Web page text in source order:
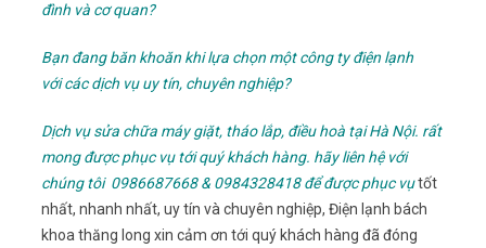
đình và cơ quan?
Bạn đang băn khoăn khi lựa chọn một công ty điện lạnh
với các dịch vụ uy tín, chuyên nghiệp?
Dịch vụ sửa chữa máy giặt, tháo lắp, điều hoà tại Hà Nội. rất
mong được phục vụ tới quý khách hàng. hãy liên hệ với
chúng tôi 0986687668 & 0984328418 để được phục vụtốt
nhất, nhanh nhất, uy tín và chuyên nghiệp, Điện lạnh bách
khoa thăng long xin cảm ơn tới quý khách hàng đã đóng